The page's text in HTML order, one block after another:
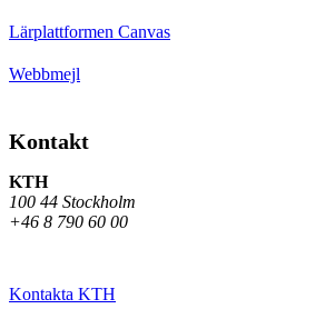
Lärplattformen Canvas
Webbmejl
Kontakt
KTH
100 44 Stockholm
+46 8 790 60 00
Kontakta KTH